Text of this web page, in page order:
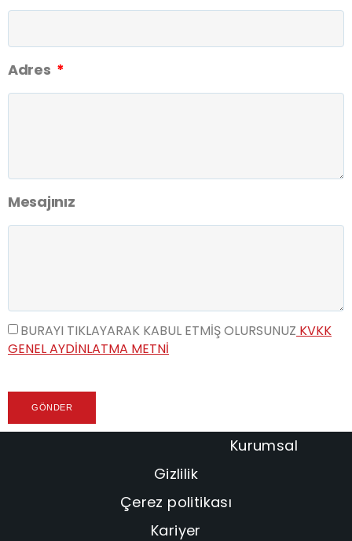
Adres
Mesajınız
BURAYI TIKLAYARAK KABUL ETMIŞ OLURSUNUZ KVKK
GENEL AYDINLATMA METNI
GÖNDER
Kurumsal
Gizlilik
Çerez politikası
Kariyer